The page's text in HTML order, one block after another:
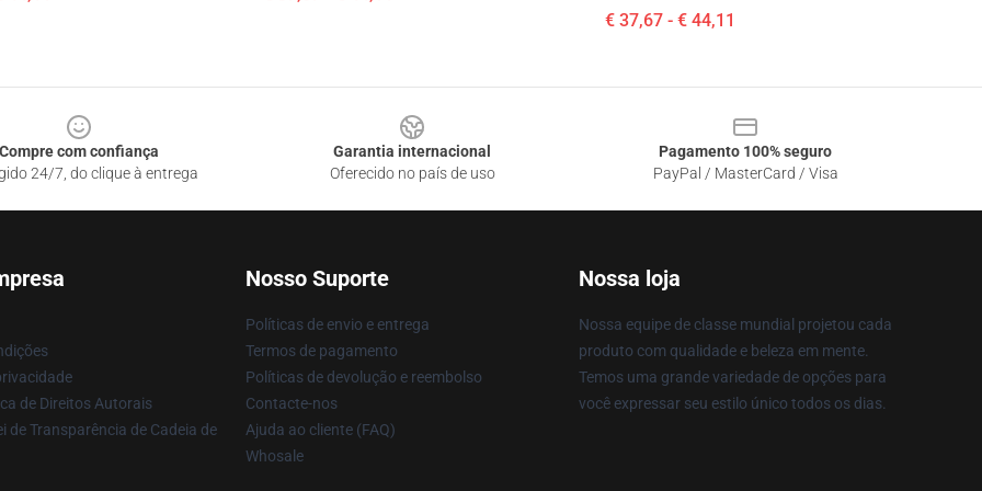
€ 37,67 - € 44,11
Compre com confiança
24/7, do clique à entrega
Garantia internacional
Oferecido no país de uso
Pagamento 100% seguro
PayPal / MasterCard / Visa
de Direitos Autorais
de Transparência de Cadeia de
Nosso Suporte
Políticas de envio e entrega
Termos de pagamento
Políticas de devolução e reembolso
Contacte-nos
Ajuda ao cliente (FAQ)
Whosale
Nossa loja
Nossa equipe de classe mundial projetou cada
produto com qualidade e beleza em mente.
Temos uma grande variedade de opções para
você expressar seu estilo único todos os dias.